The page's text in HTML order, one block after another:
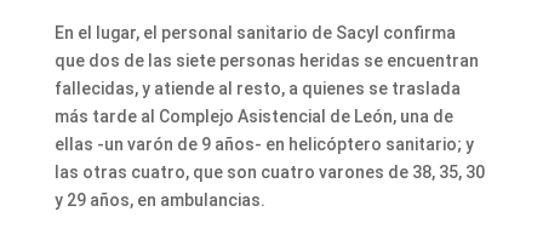
En el lugar, el personal sanitario de Sacyl confirma
que dos de las siete personas heridas se encuentran
fallecidas, y atiende al resto, a quienes se traslada
más tarde al Complejo Asistencial de León, una de
ellas -un varón de 9 años- en helicóptero sanitario; y
las otras cuatro, que son cuatro varones de 38, 35, 30
y 29 años, en ambulancias.